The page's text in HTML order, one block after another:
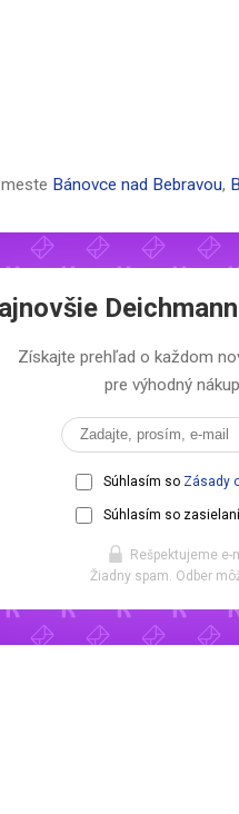
Bánovce nad Bebravou,
Získajte prehľad o každom
pre výhodný
Súhlasím so Zásady
Súhlasím so
Rešpektujeme
Žiadny spam. Odber